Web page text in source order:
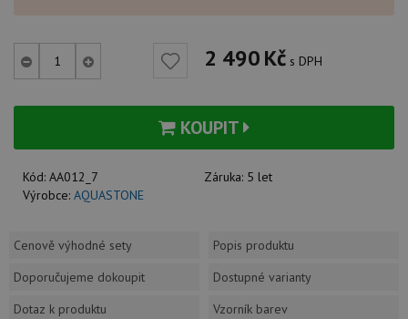
2 490Kč s DPH
KOUPIT
Kód: AA012_7 Záruka: 5 let
Výrobce: AQUASTONE
Cenově výhodné sety
Popis produktu
Doporučujeme dokoupit
Dostupné varianty
Dotaz k produktu
Vzorník barev